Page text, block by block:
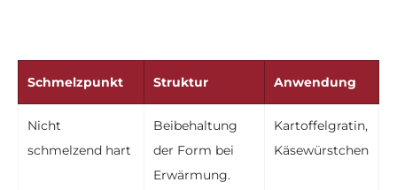
Schmelzpunkt Struktur Anwendung
Nicht
schmelzend hart
Beibehaltung
der Form bei
Erwärmung.
Kartoffelgratin,
Käsewürstchen